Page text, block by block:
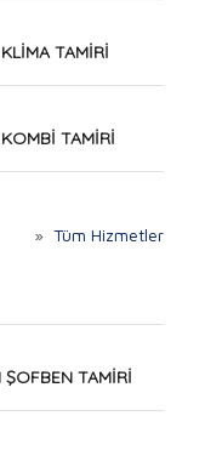
TAMİRİ
TAMİRİ
»Tüm Hizmetler
TAMİRİ